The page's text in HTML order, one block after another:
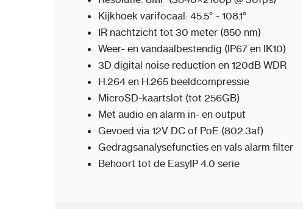
Kijkhoek varifocaal: 45.5° ~ 108.1°
IR nachtzicht tot 30 meter (850 nm)
Weer- en vandaalbestendig (IP67 en IK10)
3D digital noise reduction en 120dB WDR
H.264 en H.265 beeldcompressie
MicroSD-kaartslot (tot 256GB)
Met audio en alarm in- en output
Gevoed via 12V DC of PoE (802.3af)
Gedragsanalysefuncties en vals alarm filter
Behoort tot de EasyIP 4.0 serie